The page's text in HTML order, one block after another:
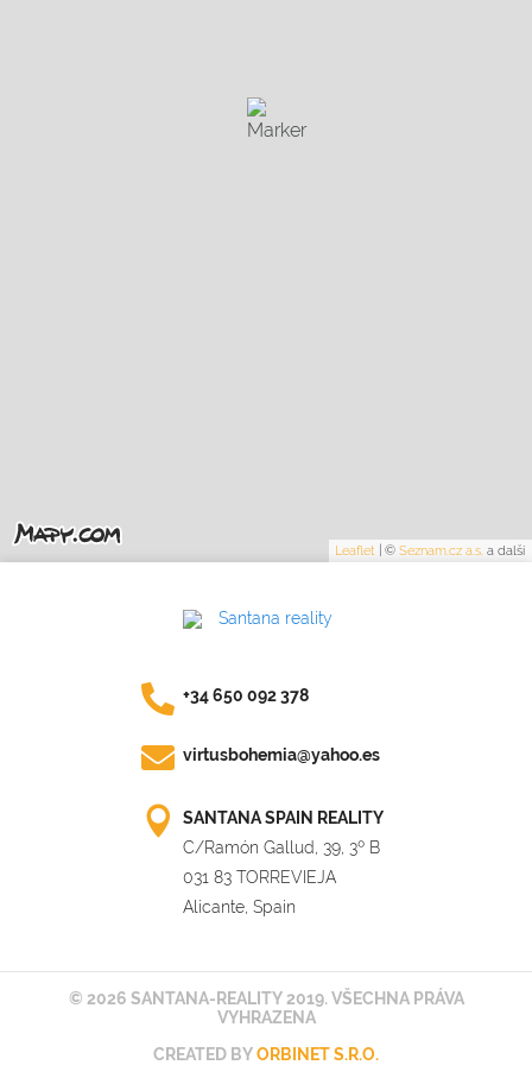
Leaflet ©Seznam.cz a.s. a další
+34 650 092 378
virtusbohemia@yahoo.es
SANTANA SPAIN REALITY
C/Ramón Gallud, 39, 3º B
031 83 TORREVIEJA
Alicante, Spain
© 2026 SANTANA-REALITY 2019. VŠECHNA PRÁVA
VYHRAZENA
CREATED BYORBINET S.R.O.